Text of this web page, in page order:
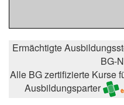
Ermächtigte
BG-
Alle BG zertifizierte Kurse
Ausbildungsparter